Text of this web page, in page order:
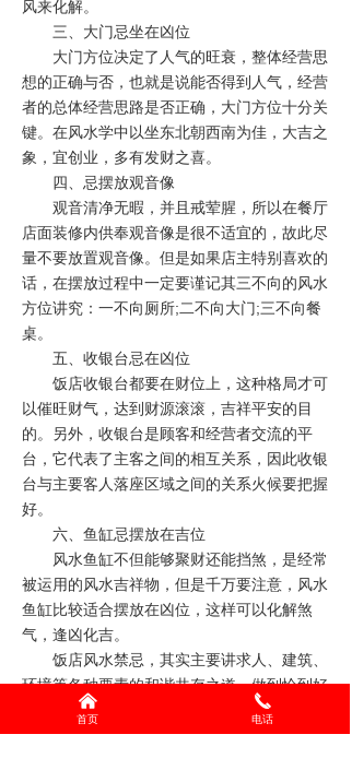
风来化解。
三、大门忌坐在凶位
大门方位决定了人气的旺衰，整体经营思
想的正确与否，也就是说能否得到人气，经营
者的总体经营思路是否正确，大门方位十分关
键。在风水学中以坐东北朝西南为佳，大吉之
象，宜创业，多有发财之喜。
四、忌摆放观音像
观音清净无暇，并且戒荤腥，所以在餐厅
店面装修内供奉观音像是很不适宜的，故此尽
量不要放置观音像。但是如果店主特别喜欢的
话，在摆放过程中一定要谨记其三不向的风水
方位讲究：一不向厕所;二不向大门;三不向餐
桌。
五、收银台忌在凶位
饭店收银台都要在财位上，这种格局才可
以催旺财气，达到财源滚滚，吉祥平安的目
的。另外，收银台是顾客和经营者交流的平
台，它代表了主客之间的相互关系，因此收银
台与主要客人落座区域之间的关系火候要把握
好。
六、鱼缸忌摆放在吉位
风水鱼缸不但能够聚财还能挡煞，是经常
被运用的风水吉祥物，但是千万要注意，风水
鱼缸比较适合摆放在凶位，这样可以化解煞
气，逢凶化吉。
饭店风水禁忌，其实主要讲求人、建筑、
环境等各种要素的和谐共存之道，做到恰到好
处，就会与周围环境融为一体，和谐促进。才
能顺风顺水。
낀
首页
끅
电话